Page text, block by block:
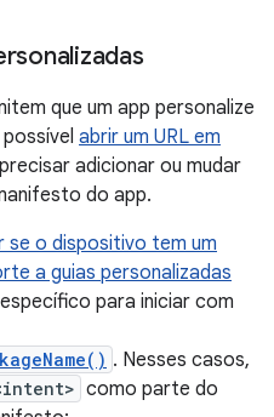
que um app personalize
abrir um URL em
adicionar ou mudar
do app.
se o dispositivo tem um
a guias personalizadas
para iniciar com
. Nesses casos,
como parte do